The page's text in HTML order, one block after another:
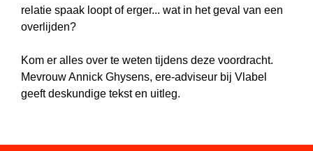
relatie spaak loopt of erger... wat in het geval van een
overlijden?
Kom er alles over te weten tijdens deze voordracht.
Mevrouw Annick Ghysens, ere-adviseur bij Vlabel
geeft deskundige tekst en uitleg.